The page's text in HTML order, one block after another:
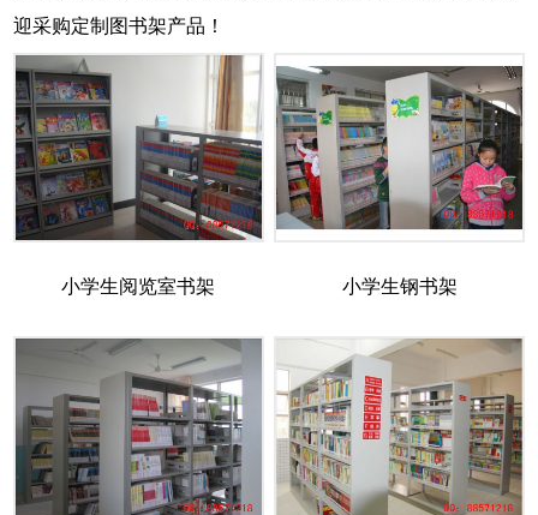
迎采购定制图书架产品！
小学生阅览室书架 小学生钢书架